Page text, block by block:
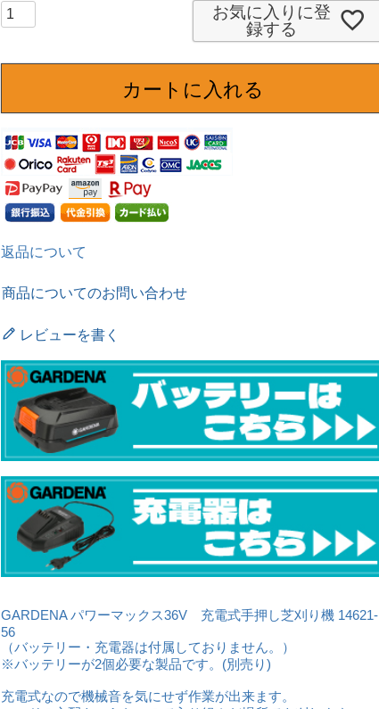
須
お気に入りに登
録する
カートに入れる
返品について
商品についてのお問い合わせ
レビューを書く
GARDENA パワーマックス36V 充電式手押し芝刈り機 14621-
56
（バッテリー・充電器は付属しておりません。）
※バッテリーが2個必要な製品です。(別売り)
充電式なので機械音を気にせず作業が出来ます。